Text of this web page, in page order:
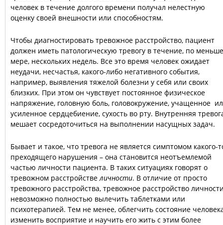
человек в течение долгого времени получал нелестную
оценку своей внешности или способностям.
Чтобы диагностировать тревожное расстройство, пациент
должен иметь патологическую тревогу в течение, по
мере, нескольких недель. Все это время человек ожидает
неудачи, несчастья, какого-либо негативного события,
например, выявления тяжелой болезни у себя или своих
близких. При этом он чувствует постоянное физическое
напряжение, головную боль, головокружение, учащенное
усиленное сердцебиение, сухость во рту. Внутренняя
мешает сосредоточиться на выполнении насущных задач.
Бывает и такое, что тревога не является симптомом какого-
преходящего нарушения – она становится неотъемлемой
частью личности пациента. В таких ситуациях говорят о
тревожном расстройствеличности. В отличие от просто
тревожного расстройства, тревожное расстройство
невозможно полностью вылечить таблетками или
психотерапией. Тем не менее, облегчить состояние
изменить восприятие и научить его жить с этим более